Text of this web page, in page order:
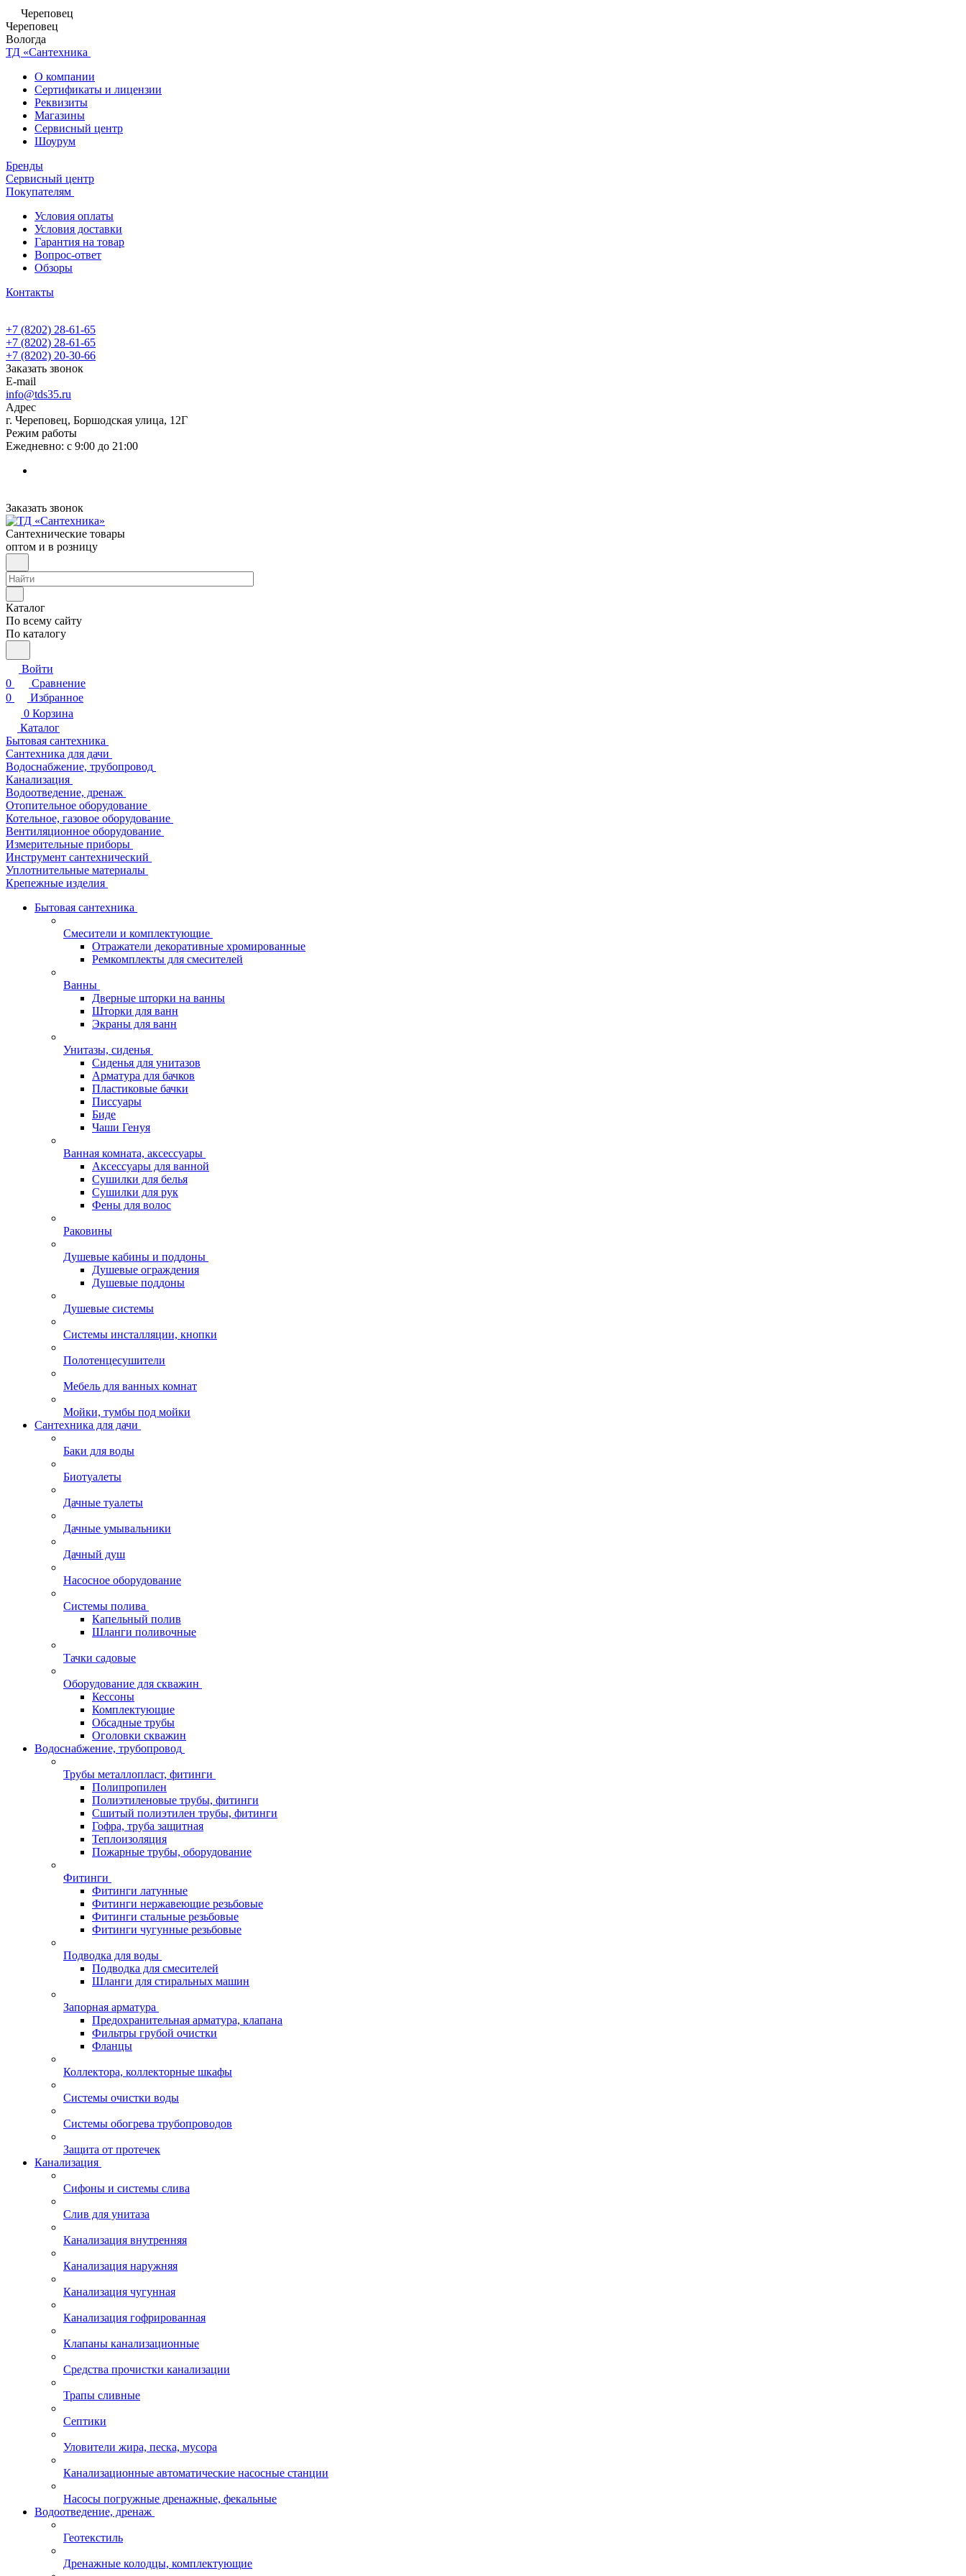
Череповец
Череповец
Вологда
ТД «Сантехника
О компании
Сертификаты и лицензии
Реквизиты
Магазины
Сервисный центр
Шоурум
Бренды
Сервисный центр
Покупателям
Условия оплаты
Условия доставки
Гарантия на товар
Вопрос-ответ
Обзоры
Контакты
+7 (8202) 28‑61-65
+7 (8202) 28‑61-65
+7 (8202) 20‑30-66
Заказать звонок
E-mail
info@tds35.ru
Адрес
г. Череповец, Боршодская улица, 12Г
Режим работы
Ежедневно: с 9:00 до 21:00
Заказать звонок
Сантехнические товары
оптом и в розницу
Каталог
По всему сайту
По каталогу
Войти
0
Сравнение
0
Избранное
0 Корзина
Каталог
Бытовая сантехника
Сантехника для дачи
Водоснабжение, трубопровод
Канализация
Водоотведение, дренаж
Отопительное оборудование
Котельное, газовое оборудование
Вентиляционное оборудование
Измерительные приборы
Инструмент сантехнический
Уплотнительные материалы
Крепежные изделия
Бытовая сантехника
Смесители и комплектующие
Отражатели декоративные хромированные
Ремкомплекты для смесителей
Ванны
Дверные шторки на ванны
Шторки для ванн
Экраны для ванн
Унитазы, сиденья
Сиденья для унитазов
Арматура для бачков
Пластиковые бачки
Писсуары
Биде
Чаши Генуя
Ванная комната, аксессуары
Аксессуары для ванной
Сушилки для белья
Сушилки для рук
Фены для волос
Раковины
Душевые кабины и поддоны
Душевые ограждения
Душевые поддоны
Душевые системы
Системы инсталляции, кнопки
Полотенцесушители
Мебель для ванных комнат
Мойки, тумбы под мойки
Сантехника для дачи
Баки для воды
Биотуалеты
Дачные туалеты
Дачные умывальники
Дачный душ
Насосное оборудование
Системы полива
Капельный полив
Шланги поливочные
Тачки садовые
Оборудование для скважин
Кессоны
Комплектующие
Обсадные трубы
Оголовки скважин
Водоснабжение, трубопровод
Трубы металлопласт, фитинги
Полипропилен
Полиэтиленовые трубы, фитинги
Сшитый полиэтилен трубы, фитинги
Гофра, труба защитная
Теплоизоляция
Пожарные трубы, оборудование
Фитинги
Фитинги латунные
Фитинги нержавеющие резьбовые
Фитинги стальные резьбовые
Фитинги чугунные резьбовые
Подводка для воды
Подводка для смесителей
Шланги для стиральных машин
Запорная арматура
Предохранительная арматура, клапана
Фильтры грубой очистки
Фланцы
Коллектора, коллекторные шкафы
Системы очистки воды
Системы обогрева трубопроводов
Защита от протечек
Канализация
Сифоны и системы слива
Слив для унитаза
Канализация внутренняя
Канализация наружняя
Канализация чугунная
Канализация гофрированная
Клапаны канализационные
Средства прочистки канализации
Трапы сливные
Септики
Уловители жира, песка, мусора
Канализационные автоматические насосные станции
Насосы погружные дренажные, фекальные
Водоотведение, дренаж
Геотекстиль
Дренажные колодцы, комплектующие